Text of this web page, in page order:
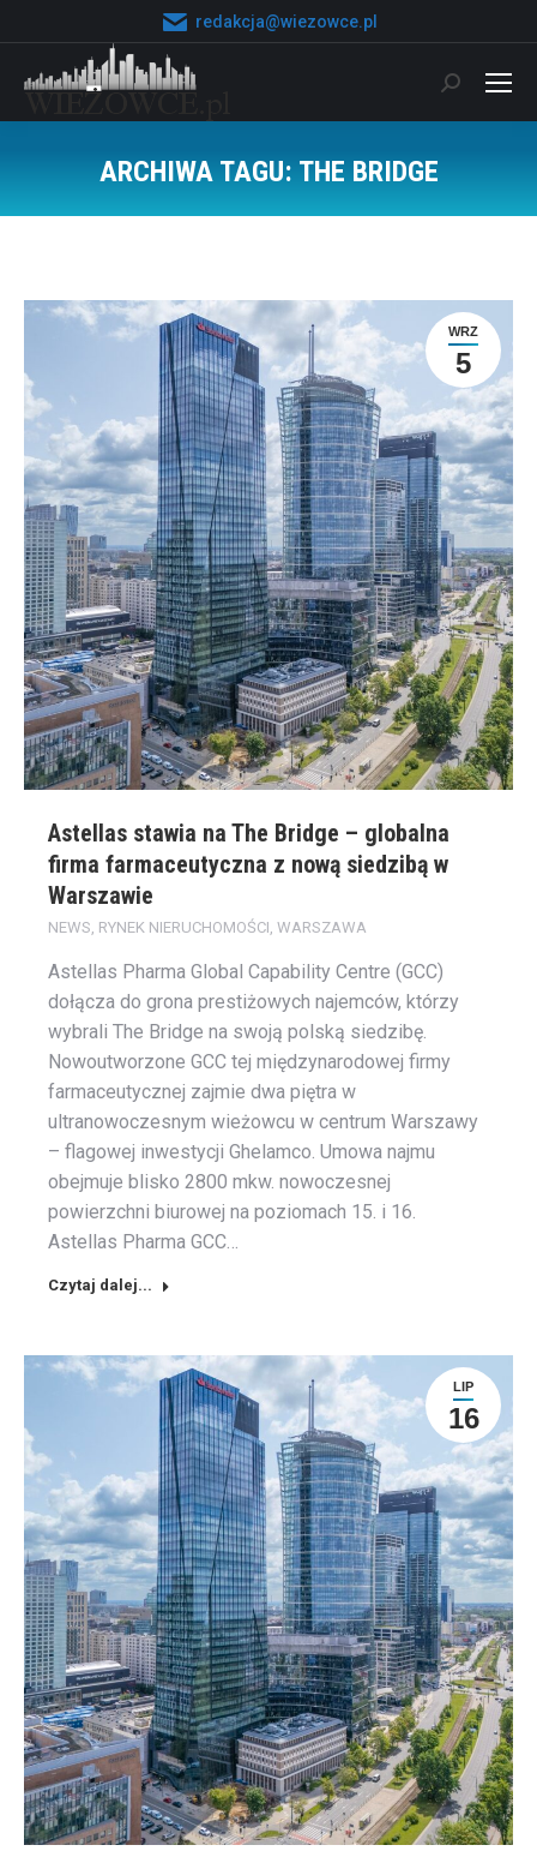
redakcja@wiezowce.pl
Szukaj:
ARCHIWA TAGU: THE BRIDGE
WRZ
5
Astellas stawia na The Bridge – globalna
firma farmaceutyczna z nową siedzibą w
Warszawie
NEWS, RYNEK NIERUCHOMOŚCI, WARSZAWA
Astellas Pharma Global Capability Centre (GCC)
dołącza do grona prestiżowych najemców, którzy
wybrali The Bridge na swoją polską siedzibę.
Nowoutworzone GCC tej międzynarodowej firmy
farmaceutycznej zajmie dwa piętra w
ultranowoczesnym wieżowcu w centrum Warszawy
– flagowej inwestycji Ghelamco. Umowa najmu
obejmuje blisko 2800 mkw. nowoczesnej
powierzchni biurowej na poziomach 15. i 16.
Astellas Pharma GCC…
Czytaj dalej...
LIP
16